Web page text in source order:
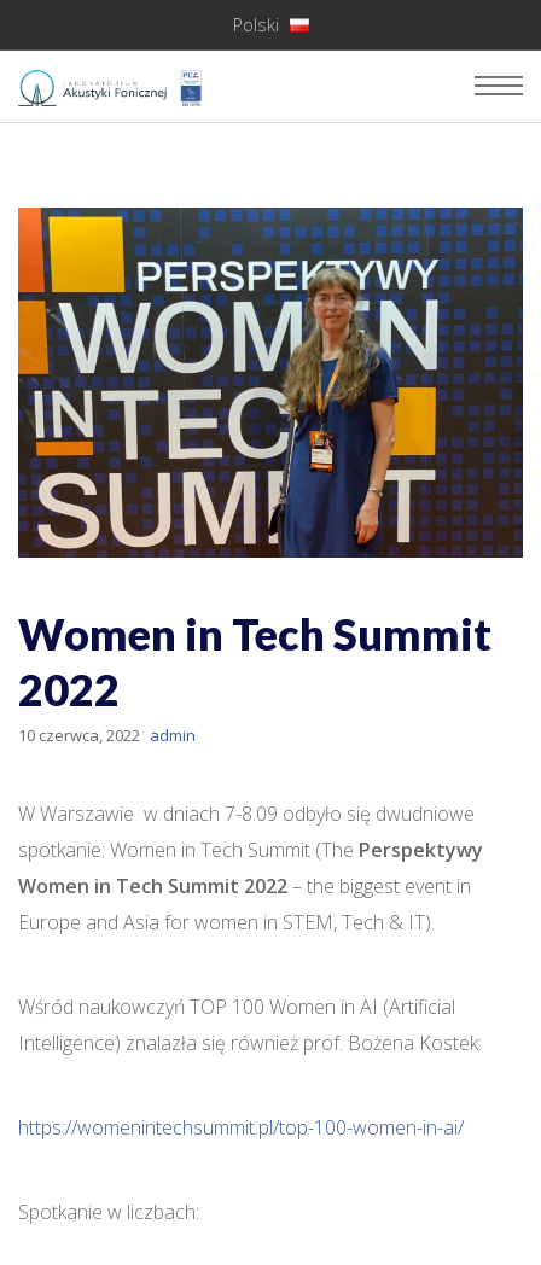
Polski
Women in Tech Summit
2022
10 czerwca, 2022 admin
W Warszawie w dniach 7-8.09 odbyło się dwudniowe
spotkanie: Women in Tech Summit (The Perspektywy
Women in Tech Summit 2022– the biggest event in
Europe and Asia for women in STEM, Tech & IT).
Wśród naukowczyń TOP 100 Women in AI (Artificial
Intelligence) znalazła się również prof. Bożena Kostek:
https://womenintechsummit.pl/top-100-women-in-ai/
Spotkanie w liczbach: